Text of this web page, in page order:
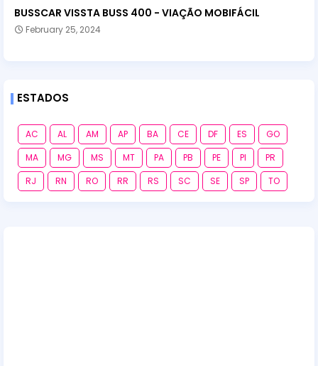
BUSSCAR VISSTA BUSS 400 - VIAÇÃO MOBIFÁCIL
February 25, 2024
ESTADOS
AC AL AM AP BA CE DF ES
GO
MA
MG MS MT PA PB PE PI
PR
RJ
RN RO RR RS SC SE SP TO